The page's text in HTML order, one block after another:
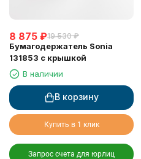
8 875 ₽19 530 ₽
Бумагодержатель Sonia
131853 с крышкой
В наличии
В корзину
Купить в 1 клик
Запрос счета для юрлиц